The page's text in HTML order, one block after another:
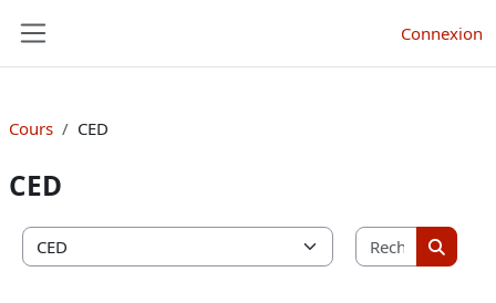
Connexion
Cours CED
CED
Catégories de cours